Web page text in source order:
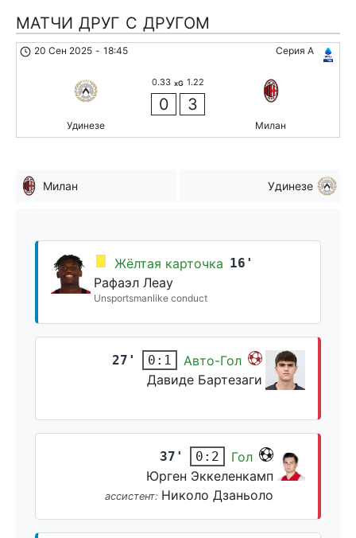
МАТЧИ ДРУГ С ДРУГОМ
Серия А
20 Сен 2025 - 18:45
Удинезе
0.33 xG 1.22
0 3
Милан
Милан Удинезе
Жёлтая карточка 16'
Рафаэл Леау
Unsportsmanlike conduct
27' 0:1
Авто-Гол
Давиде Бартезаги
37' 0:2
Гол
Юрген Эккеленкамп
ассистент: Николо Дзаньоло